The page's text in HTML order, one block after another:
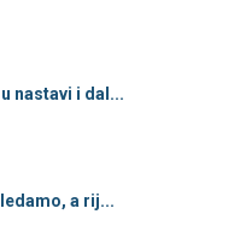
nastavi i dal...
a rij...